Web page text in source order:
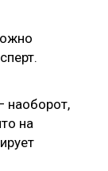
наоборот,
на